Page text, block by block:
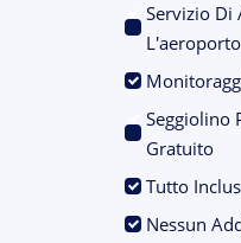
Servizio Di
L'aeroporto
Seggiolino
Gratuito
Tutto
Nessun